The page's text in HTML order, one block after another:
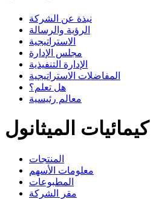
نبذة عن الشركة
الرؤية والرسالة
الاستراتيجية
مجلس الإدارة
الإدارة التنفيذية
المفاضلات الاستراتيجية
هل تعلم؟
معالم رئيسية
الميثانول
المنتجات
معلومات الأسهم
المطبوعات
مقر الشركة